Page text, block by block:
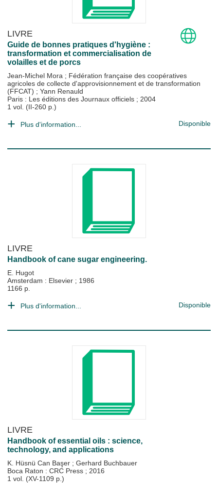
LIVRE
Guide de bonnes pratiques d'hygiène :
transformation et commercialisation de
volailles et de porcs
Jean-Michel Mora ; Fédération française des coopératives
agricoles de collecte d'approvisionnement et de transformation
(FFCAT) ; Yann Renauld
Paris : Les éditions des Journaux officiels ; 2004
1 vol. (II-260 p.)
Plus d'information... Disponible
LIVRE
Handbook of cane sugar engineering.
E. Hugot
Amsterdam : Elsevier ; 1986
1166 p.
Plus d'information... Disponible
LIVRE
Handbook of essential oils : science,
technology, and applications
K. Hüsnü Can Başer ; Gerhard Buchbauer
Boca Raton : CRC Press ; 2016
1 vol. (XV-1109 p.)